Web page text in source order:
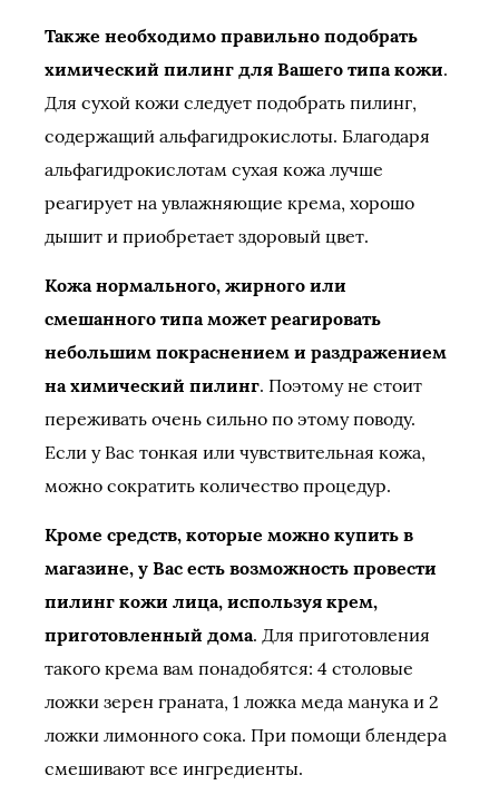
Также необходимо правильно подобрать
химический пилинг для Вашего типа кожи.
Для сухой кожи следует подобрать пилинг,
содержащий альфагидрокислоты. Благодаря
альфагидрокислотам сухая кожа лучше
реагирует на увлажняющие крема, хорошо
дышит и приобретает здоровый цвет.
Кожа нормального, жирного или
смешанного типа может реагировать
небольшим покраснением и раздражением
на химический пилинг. Поэтому не стоит
переживать очень сильно по этому поводу.
Если у Вас тонкая или чувствительная кожа,
можно сократить количество процедур.
Кроме средств, которые можно купить в
магазине, у Вас есть возможность провести
пилинг кожи лица, используя крем,
приготовленный дома. Для приготовления
такого крема вам понадобятся: 4 столовые
ложки зерен граната, 1 ложка меда манука и 2
ложки лимонного сока. При помощи блендера
смешивают все ингредиенты.